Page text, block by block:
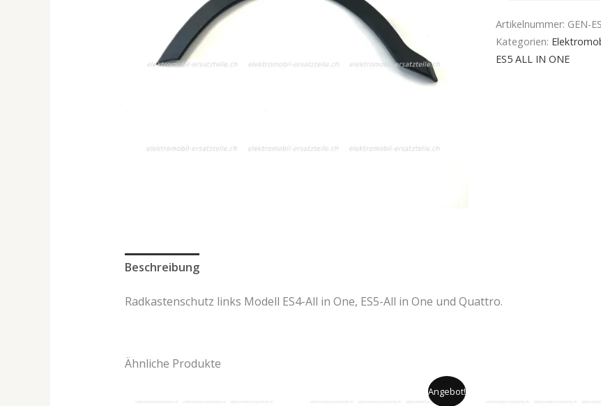
Artikelnummer: GEN-
Kategorien:
ES5 ALL IN ONE
Beschreibung
Radkastenschutz links Modell ES4-All in One, ES5-All in One und Quattro.
Ähnliche Produkte
Angebot!
Preis
Aktueller